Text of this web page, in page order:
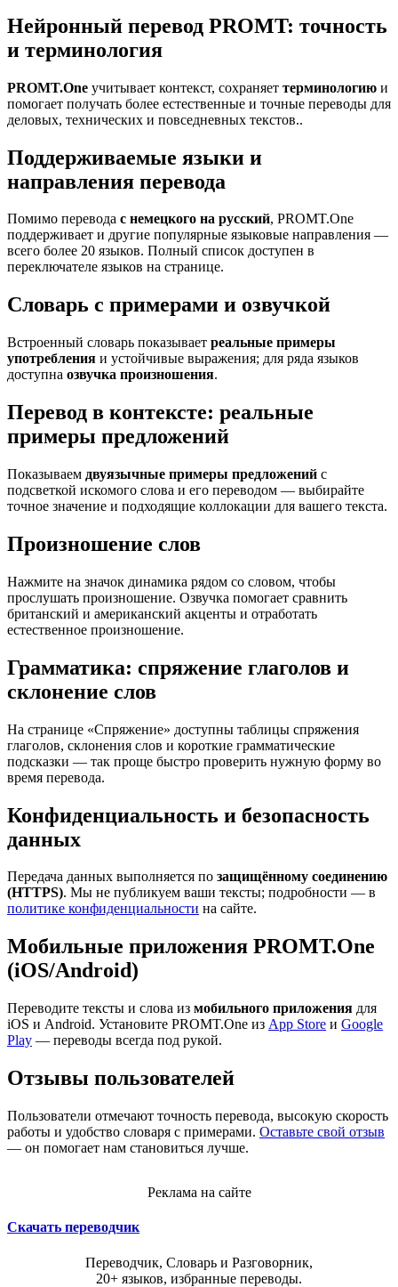
Нейронный перевод PROMT: точность
и терминология
PROMT.One учитывает контекст, сохраняет терминологию и
помогает получать более естественные и точные переводы для
деловых, технических и повседневных текстов..
Поддерживаемые языки и
направления перевода
Помимо перевода с немецкого на русский, PROMT.One
поддерживает и другие популярные языковые направления —
всего более 20 языков. Полный список доступен в
переключателе языков на странице.
Словарь с примерами и озвучкой
Встроенный словарь показывает реальные примеры
употребления и устойчивые выражения; для ряда языков
доступна озвучка произношения.
Перевод в контексте: реальные
примеры предложений
Показываем двуязычные примеры предложений с
подсветкой искомого слова и его переводом — выбирайте
точное значение и подходящие коллокации для вашего текста.
Произношение слов
Нажмите на значок динамика рядом со словом, чтобы
прослушать произношение. Озвучка помогает сравнить
британский и американский акценты и отработать
естественное произношение.
Грамматика: спряжение глаголов и
склонение слов
На странице «Спряжение» доступны таблицы спряжения
глаголов, склонения слов и короткие грамматические
подсказки — так проще быстро проверить нужную форму во
время перевода.
Конфиденциальность и безопасность
данных
Передача данных выполняется по защищённому соединению
(HTTPS). Мы не публикуем ваши тексты; подробности — в
политике конфиденциальности на сайте.
Мобильные приложения PROMT.One
(iOS/Android)
Переводите тексты и слова из мобильного приложения для
iOS и Android. Установите PROMT.One из App Store и Google
Play — переводы всегда под рукой.
Отзывы пользователей
Пользователи отмечают точность перевода, высокую скорость
работы и удобство словаря с примерами. Оставьте свой отзыв
— он помогает нам становиться лучше.
Реклама на сайте
Скачать переводчик
Переводчик, Словарь и Разговорник,
20+ языков, избранные переводы.